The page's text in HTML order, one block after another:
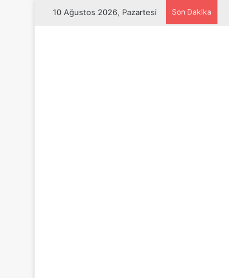
10 Ağustos 2026, Pazartesi Son Dakika